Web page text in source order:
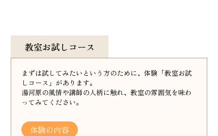
教室お試しコース
まずは試してみたいという方のために、体験「教室お試
しコース」があります。
湯河原の風情や講師の人柄に触れ、教室の雰囲気を味わ
ってみてください。
体験の内容